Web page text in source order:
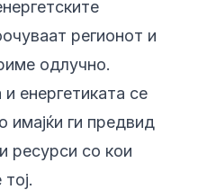
регионот и
одлучно.
енергетиката се
имајќи ги предвид
ресурси со кои